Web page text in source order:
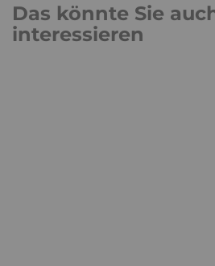
Das könnte Sie
interessieren